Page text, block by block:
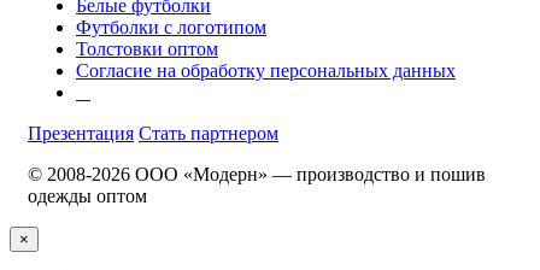
Белые футболки
Футболки с логотипом
Толстовки оптом
Согласие на обработку персональных данных
Презентация Стать партнером
© 2008-2026 ООО «Модерн» — производство и пошив
одежды оптом
×